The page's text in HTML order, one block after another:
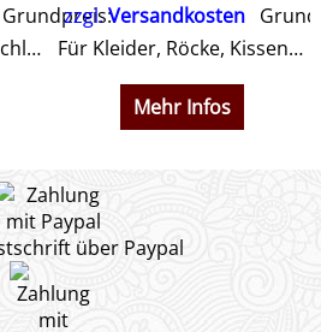
Grundpreis:
Der günstige Reißverschluss für Kissen usw.
zzgl.Versandkosten
Für Kleider, Röcke, Kissen usw. 25 cm - 60 cm
Mehr Infos